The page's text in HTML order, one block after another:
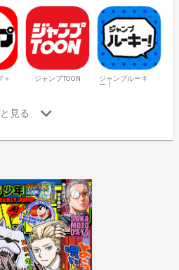
＋ ジャンプTOON
ジャンプルーキ
ー！